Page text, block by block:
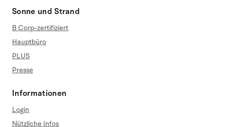
Sonne und Strand
B Corp-zertifiziert
Hauptbüro
PLUS
Presse
Informationen
Login
Nützliche Infos